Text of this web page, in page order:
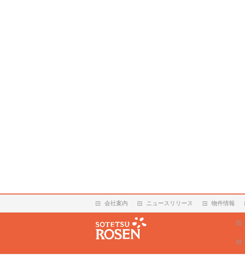
会社案内 ニュースリリース 物件情報